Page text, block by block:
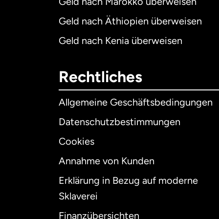
Geld nach Äthiopien überweisen
Geld nach Kenia überweisen
Rechtliches
Allgemeine Geschäftsbedingungen
Datenschutzbestimmungen
Cookies
Annahme von Kunden
Erklärung in Bezug auf moderne
Sklaverei
Finanzübersichten